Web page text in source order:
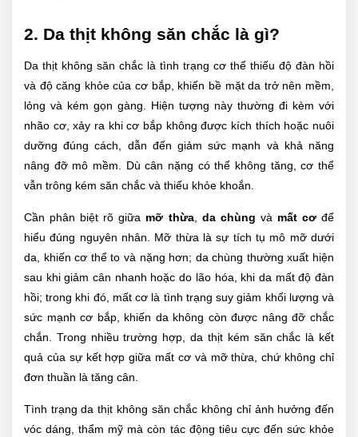
2. Da thịt không săn chắc là gì?
Da thịt không săn chắc là tình trạng cơ thể thiếu độ đàn hồi
và độ căng khỏe của cơ bắp, khiến bề mặt da trở nên mềm,
lỏng và kém gọn gàng. Hiện tượng này thường đi kèm với
nhão cơ, xảy ra khi cơ bắp không được kích thích hoặc nuôi
dưỡng đúng cách, dẫn đến giảm sức mạnh và khả năng
nâng đỡ mô mềm. Dù cân nặng có thể không tăng, cơ thể
vẫn trông kém săn chắc và thiếu khỏe khoắn.
Cần phân biệt rõ giữa mỡ thừa, da chùng và mất cơđể
hiểu đúng nguyên nhân. Mỡ thừa là sự tích tụ mô mỡ dưới
da, khiến cơ thể to và nặng hơn; da chùng thường xuất hiện
sau khi giảm cân nhanh hoặc do lão hóa, khi da mất độ đàn
hồi; trong khi đó, mất cơ là tình trạng suy giảm khối lượng và
sức mạnh cơ bắp, khiến da không còn được nâng đỡ chắc
chắn. Trong nhiều trường hợp, da thịt kém săn chắc là kết
quả của sự kết hợp giữa mất cơ và mỡ thừa, chứ không chỉ
đơn thuần là tăng cân.
Tình trạng da thịt không săn chắc không chỉ ảnh hưởng đến
vóc dáng, thẩm mỹ mà còn tác động tiêu cực đến sức khỏe